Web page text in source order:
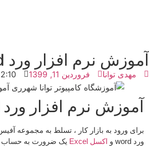
آموزش نرم افزار ورد word
مهدی توانا فروردین 11, 1399 2:10
آموزش نرم افزار ورد word
برای ورود به بازار کار ، تسلط به مجموعه
ورد word و
اکسل Excel
یک ضرورت به حساب